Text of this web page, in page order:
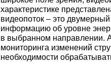
характеристике
видеопоток – ​это
информацию об уровне
в выбранном направлении.
мониторинга изменений
необходимости